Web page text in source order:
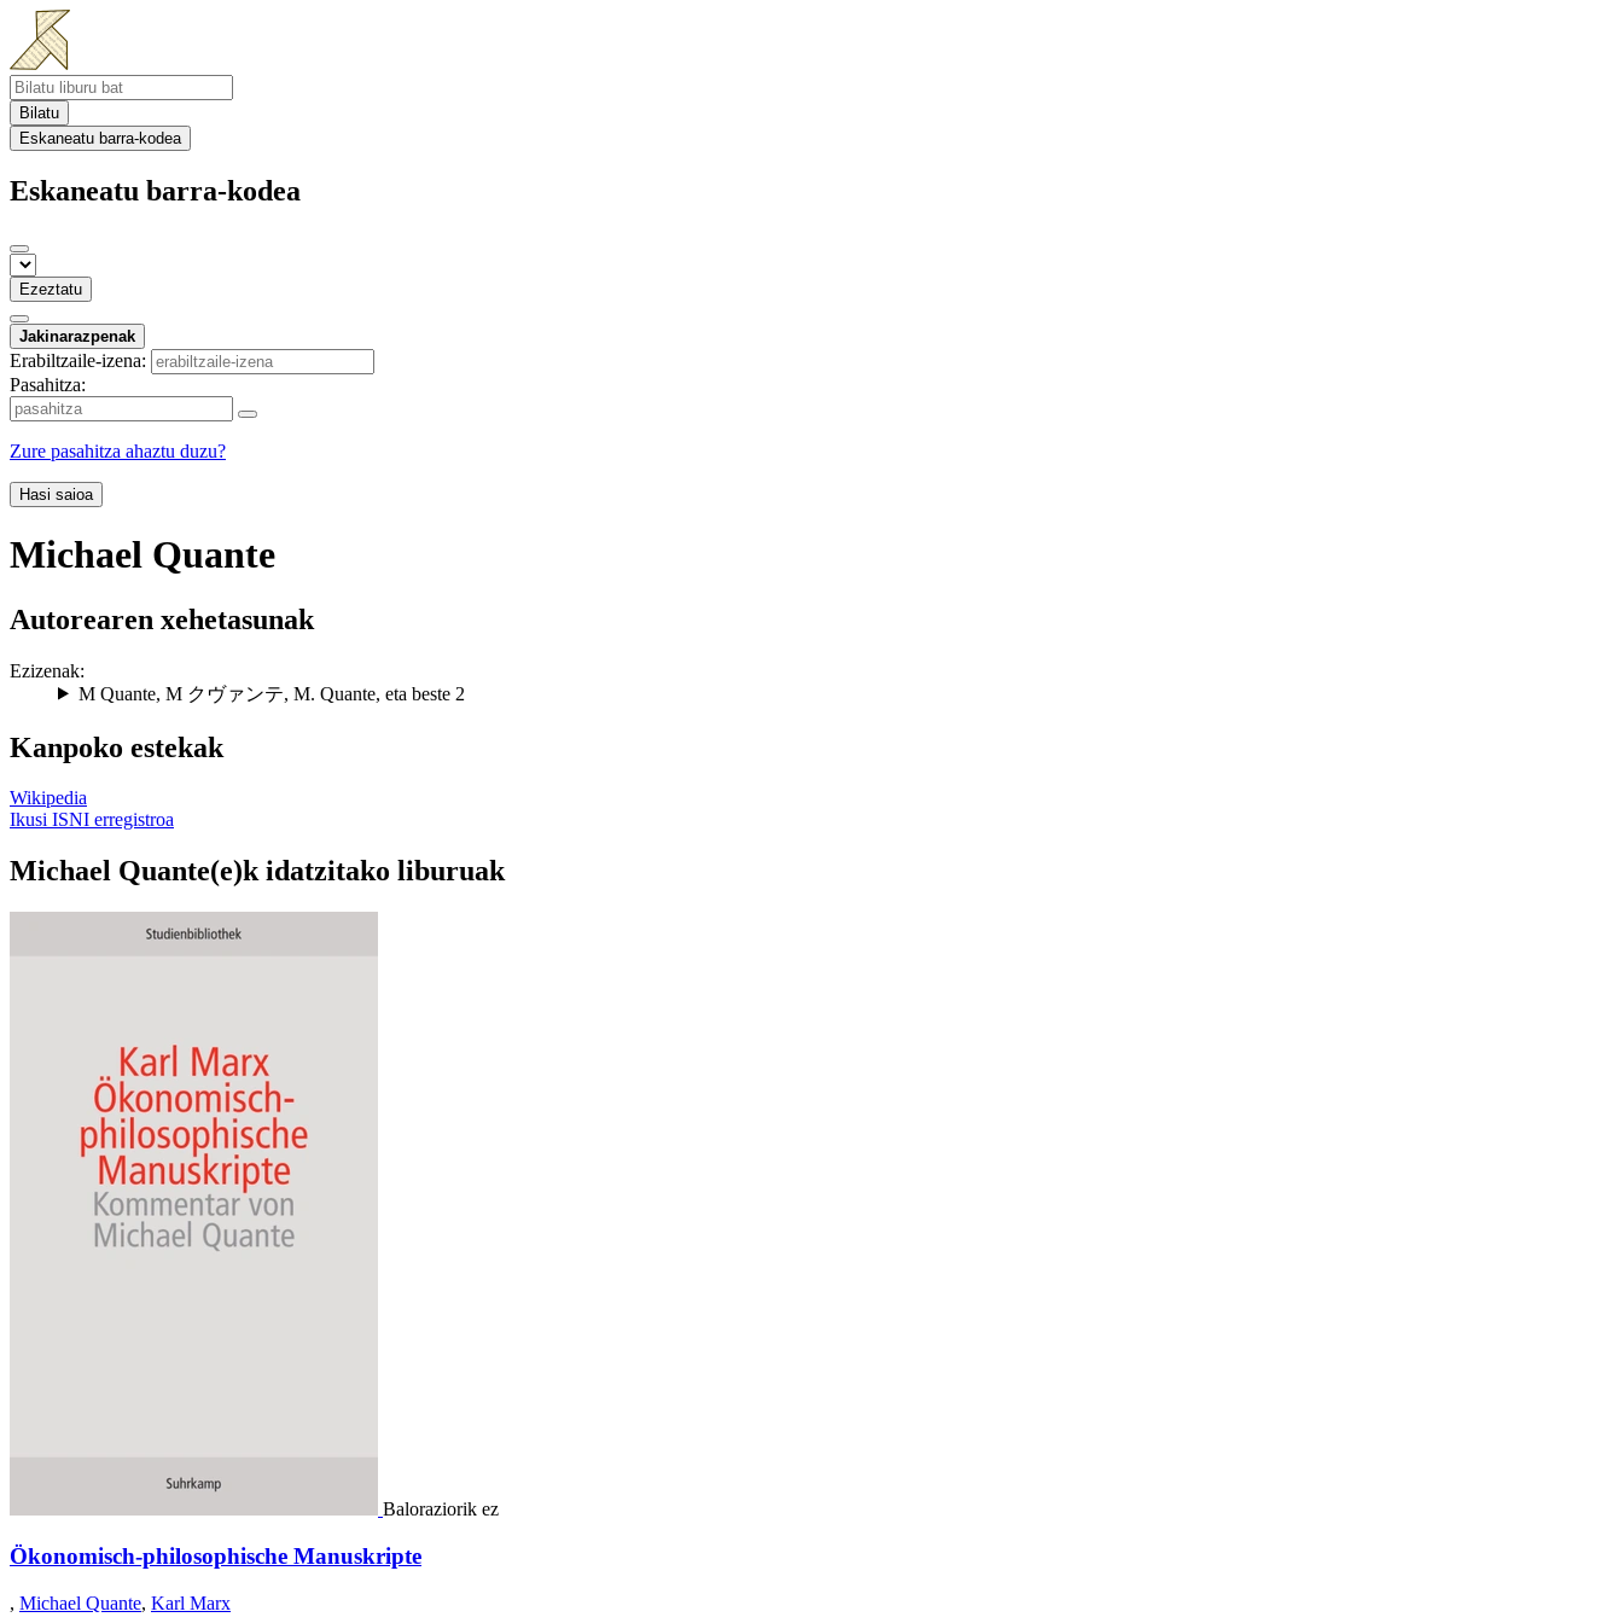
Bilatu
Eskaneatu barra-kodea
Eskaneatu barra-kodea
Ezeztatu
Jakinarazpenak
Erabiltzaile-izena:
Pasahitza:
Zure pasahitza ahaztu duzu?
Hasi saioa
Michael Quante
Autorearen xehetasunak
Ezizenak:
M Quante, M クヴァンテ, M. Quante, eta beste 2
Kanpoko estekak
Wikipedia
Ikusi ISNI erregistroa
Michael Quante(e)k idatzitako liburuak
Baloraziorik ez
Ökonomisch-philosophische Manuskripte
, Michael Quante, Karl Marx